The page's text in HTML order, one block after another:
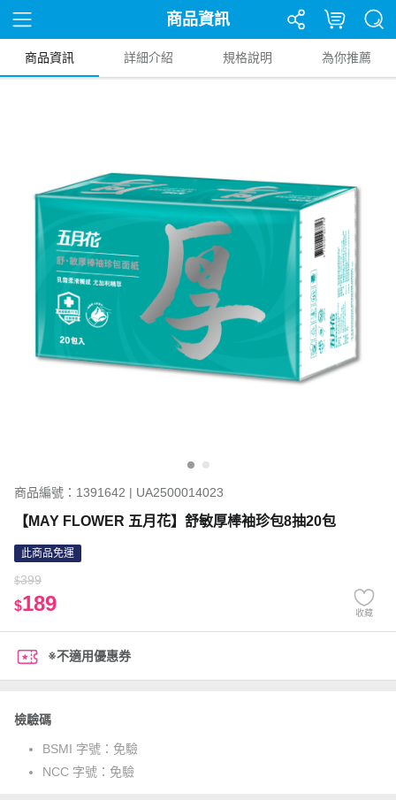
商品資訊
商品資訊 詳細介紹 規格說明 為你推薦
商品編號：1391642 | UA2500014023
【MAY FLOWER 五月花】舒敏厚棒袖珍包8抽20包
此商品免運
$399
$189 收藏
※不適用優惠券
檢驗碼
BSMI 字號： 免驗
NCC 字號： 免驗